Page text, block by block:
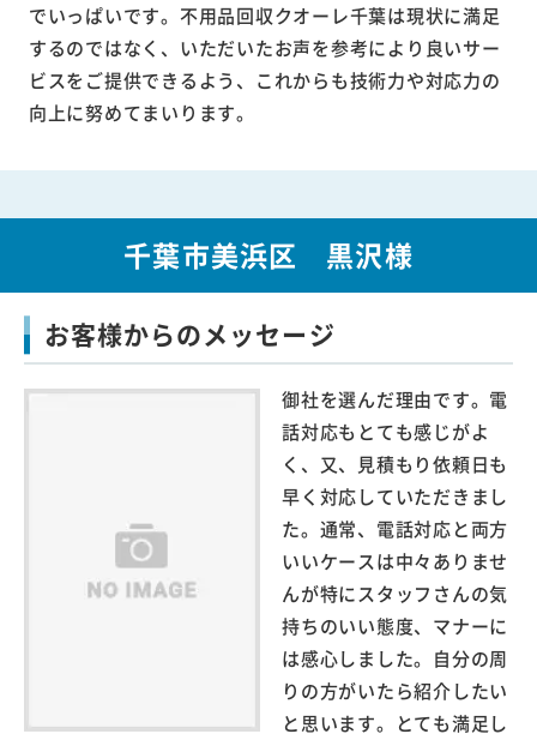
でいっぱいです。不用品回収クオーレ千葉は現状に満足
するのではなく、いただいたお声を参考により良いサー
ビスをご提供できるよう、これからも技術力や対応力の
向上に努めてまいります。
千葉市美浜区 黒沢様
お客様からのメッセージ
御社を選んだ理由です。電
話対応もとても感じがよ
く、又、見積もり依頼日も
早く対応していただきまし
た。通常、電話対応と両方
いいケースは中々ありませ
んが特にスタッフさんの気
持ちのいい態度、マナーに
は感心しました。自分の周
りの方がいたら紹介したい
と思います。とても満足し